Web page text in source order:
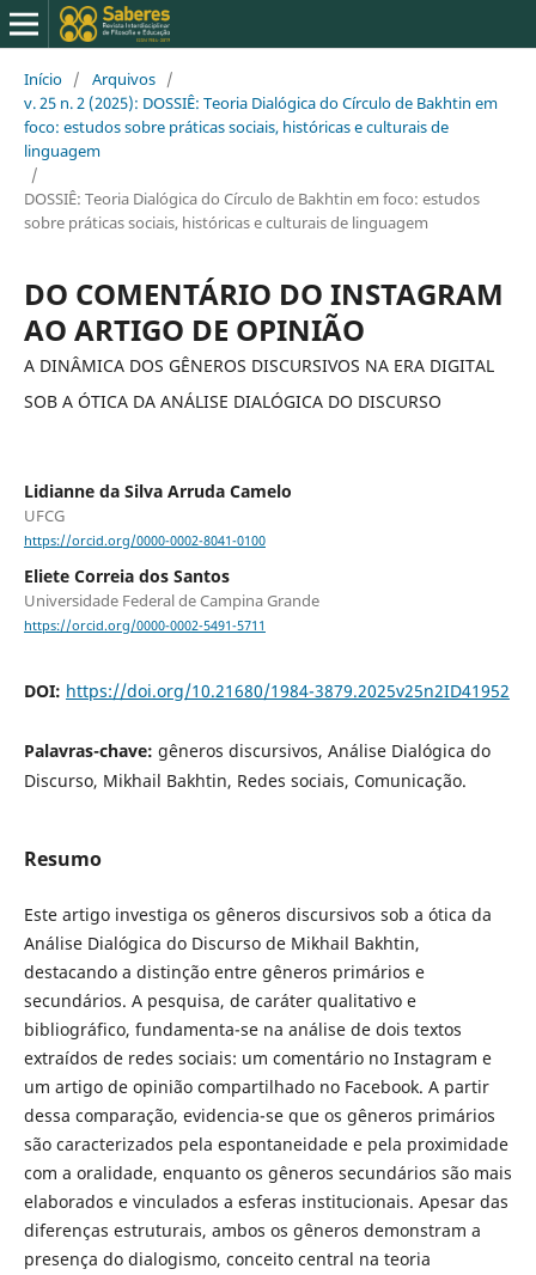
Início / Arquivos /
v. 25 n. 2 (2025): DOSSIÊ: Teoria Dialógica do Círculo de Bakhtin em
foco: estudos sobre práticas sociais, históricas e culturais de
linguagem
/
DOSSIÊ: Teoria Dialógica do Círculo de Bakhtin em foco: estudos
sobre práticas sociais, históricas e culturais de linguagem
DO COMENTÁRIO DO INSTAGRAM
AO ARTIGO DE OPINIÃO
A DINÂMICA DOS GÊNEROS DISCURSIVOS NA ERA DIGITAL
SOB A ÓTICA DA ANÁLISE DIALÓGICA DO DISCURSO
Lidianne da Silva Arruda Camelo
UFCG
https://orcid.org/0000-0002-8041-0100
Eliete Correia dos Santos
Universidade Federal de Campina Grande
https://orcid.org/0000-0002-5491-5711
DOI: https://doi.org/10.21680/1984-3879.2025v25n2ID41952
Palavras-chave: gêneros discursivos, Análise Dialógica do
Discurso, Mikhail Bakhtin, Redes sociais, Comunicação.
Resumo
Este artigo investiga os gêneros discursivos sob a ótica da
Análise Dialógica do Discurso de Mikhail Bakhtin,
destacando a distinção entre gêneros primários e
secundários. A pesquisa, de caráter qualitativo e
bibliográfico, fundamenta-se na análise de dois textos
extraídos de redes sociais: um comentário no Instagram e
um artigo de opinião compartilhado no Facebook. A partir
dessa comparação, evidencia-se que os gêneros primários
são caracterizados pela espontaneidade e pela proximidade
com a oralidade, enquanto os gêneros secundários são mais
elaborados e vinculados a esferas institucionais. Apesar das
diferenças estruturais, ambos os gêneros demonstram a
presença do dialogismo, conceito central na teoria